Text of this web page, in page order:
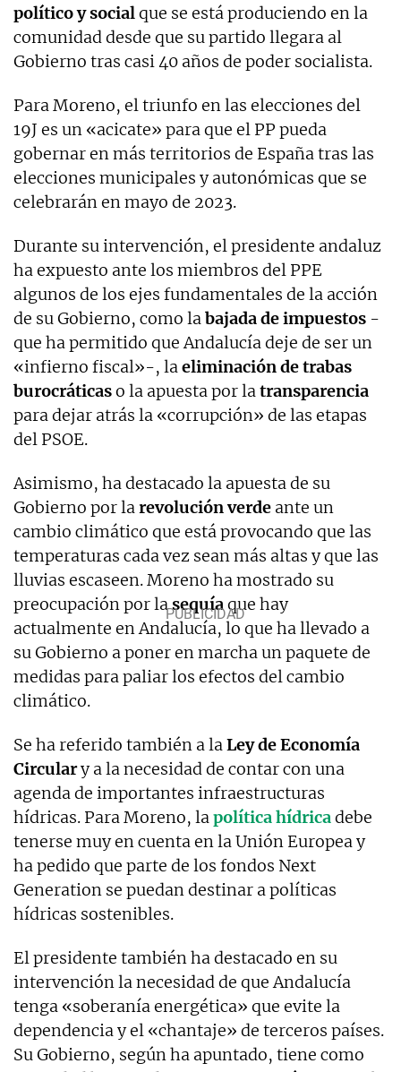
político y socialque se está produciendo en la
comunidad desde que su partido llegara al
Gobierno tras casi 40 años de poder socialista.
Para Moreno, el triunfo en las elecciones del
19J es un «acicate» para que el PP pueda
gobernar en más territorios de España tras las
elecciones municipales y autonómicas que se
celebrarán en mayo de 2023.
Durante su intervención, el presidente andaluz
ha expuesto ante los miembros del PPE
algunos de los ejes fundamentales de la acción
de su Gobierno, como labajada de impuestos -
que ha permitido que Andalucía deje de ser un
«infierno fiscal»-, laeliminación de trabas
burocráticaso la apuesta por latransparencia
para dejar atrás la «corrupción» de las etapas
del PSOE.
Asimismo, ha destacado la apuesta de su
Gobierno por larevolución verde ante un
cambio climático que está provocando que las
temperaturas cada vez sean más altas y que las
lluvias escaseen. Moreno ha mostrado su
preocupación por lasequíaque hay
actualmente en Andalucía, lo que ha llevado a
su Gobierno a poner en marcha un paquete de
medidas para paliar los efectos del cambio
climático.
Se ha referido también a laLey de Economía
Circulary a la necesidad de contar con una
agenda de importantes infraestructuras
hídricas. Para Moreno, lapolítica hídricadebe
tenerse muy en cuenta en la Unión Europea y
ha pedido que parte de los fondos Next
Generation se puedan destinar a políticas
hídricas sostenibles.
El presidente también ha destacado en su
intervención la necesidad de que Andalucía
tenga «soberanía energética» que evite la
dependencia y el «chantaje» de terceros países.
Su Gobierno, según ha apuntado, tiene como